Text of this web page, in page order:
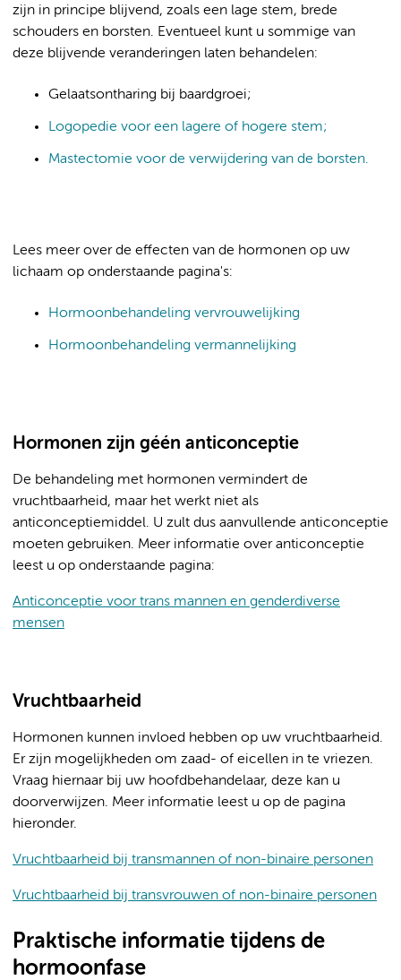
zijn in principe blijvend, zoals een lage stem, brede
schouders en borsten. Eventueel kunt u sommige van
deze blijvende veranderingen laten behandelen:
Gelaatsontharing bij baardgroei;
Logopedie voor een lagere of hogere stem;
Mastectomie voor de verwijdering van de borsten.
Lees meer over de effecten van de hormonen op uw
lichaam op onderstaande pagina's:
Hormoonbehandeling vervrouwelijking
Hormoonbehandeling vermannelijking
Hormonen zijn géén anticonceptie
De behandeling met hormonen vermindert de
vruchtbaarheid, maar het werkt niet als
anticonceptiemiddel. U zult dus aanvullende anticonceptie
moeten gebruiken. Meer informatie over anticonceptie
leest u op onderstaande pagina:
Anticonceptie voor trans mannen en genderdiverse
mensen
Vruchtbaarheid
Hormonen kunnen invloed hebben op uw vruchtbaarheid.
Er zijn mogelijkheden om zaad- of eicellen in te vriezen.
Vraag hiernaar bij uw hoofdbehandelaar, deze kan u
doorverwijzen. Meer informatie leest u op de pagina
hieronder.
Vruchtbaarheid bij transmannen of non-binaire personen
Vruchtbaarheid bij transvrouwen of non-binaire personen
Praktische informatie tijdens de
hormoonfase